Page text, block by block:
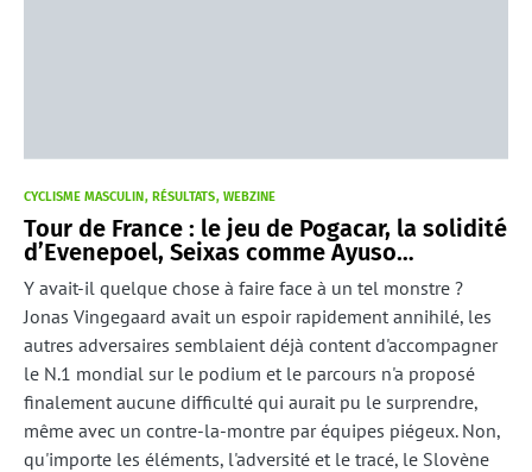
CYCLISME MASCULIN RÉSULTATS WEBZINE
Tour de France : le jeu de Pogacar, la solidité
d’Evenepoel, Seixas comme Ayuso…
Y avait-il quelque chose à faire face à un tel monstre ?
Jonas Vingegaard avait un espoir rapidement annihilé, les
autres adversaires semblaient déjà content d'accompagner
le N.1 mondial sur le podium et le parcours n'a proposé
finalement aucune difficulté qui aurait pu le surprendre,
même avec un contre-la-montre par équipes piégeux. Non,
qu'importe les éléments, l'adversité et le tracé, le Slovène